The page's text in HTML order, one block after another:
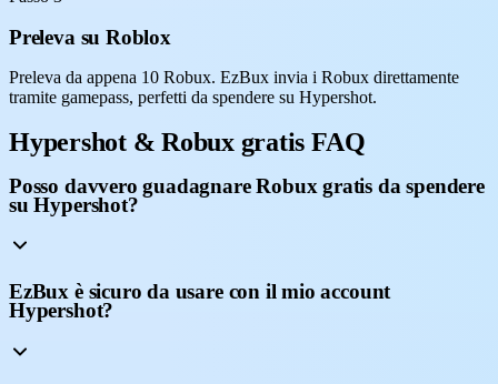
Preleva su Roblox
Preleva da appena 10 Robux. EzBux invia i Robux direttamente
tramite gamepass, perfetti da spendere su Hypershot.
Hypershot & Robux gratis FAQ
Posso davvero guadagnare Robux gratis da spendere
su Hypershot?
EzBux è sicuro da usare con il mio account
Hypershot?